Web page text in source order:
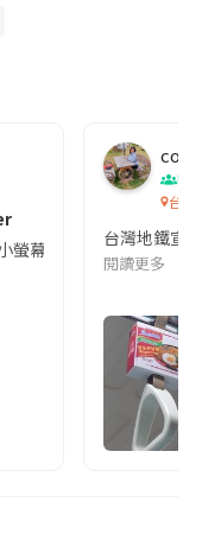
螢幕啦!這次的劇本改編
co
吹
台灣
台灣地鐵宣
閱讀更多